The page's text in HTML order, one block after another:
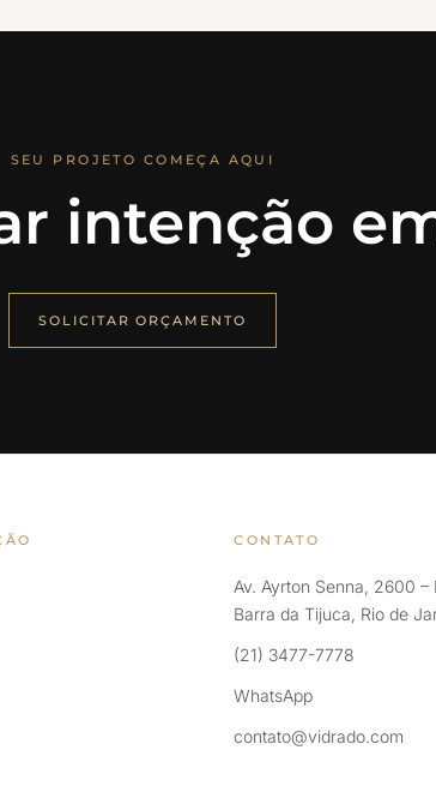
SEU PROJETO COMEÇA AQUI
intenção
SOLICITAR ORÇAMENTO
CONTATO
Av. Ayrton Senna, 2600 –
Barra da Tijuca, Rio de
(21) 3477-7778
WhatsApp
contato@vidrado.com